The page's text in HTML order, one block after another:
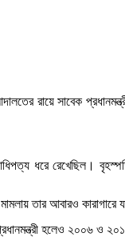
রায়ে সাবেক
ধরে রেখেছিল।
তার আবারও কারাগারে
হলেও ২০০৬ ও